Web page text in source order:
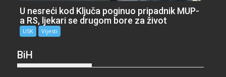
U nesreći kod Ključa poginuo pripadnik MUP-
a RS, ljekari se drugom bore za život
USK Vijesti
BiH